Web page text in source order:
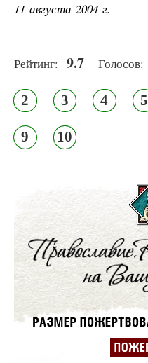
11 августа 2004 г.
Рейтинг: 9.7 Голосов:
2 3 4 5
9 10